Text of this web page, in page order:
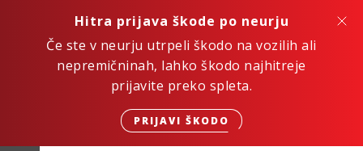
Hitra prijava škode po neurju
Če ste v neurju utrpeli škodo na vozilih ali
nepremičninah, lahko škodo najhitreje
prijavite preko spleta.
PRIJAVI ŠKODO